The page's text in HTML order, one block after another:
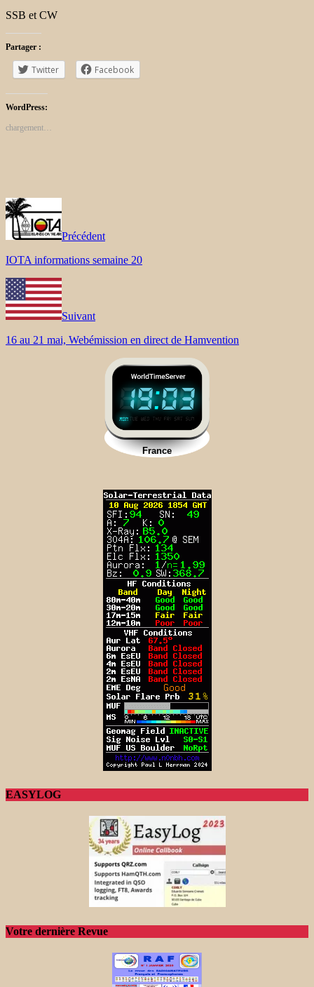
SSB et CW
Partager :
Twitter Facebook
WordPress:
chargement…
Précédent
IOTA informations semaine 20
Suivant
16 au 21 mai, Webémission en direct de Hamvention
EASYLOG
Votre dernière Revue